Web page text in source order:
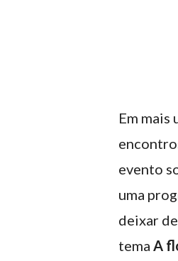
Em mais
evento
uma
deixar
tema A